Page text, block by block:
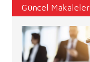
Güncel Makaleler